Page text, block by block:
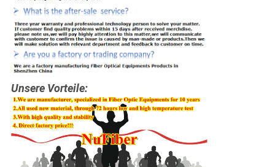
Unsere Vorteile: